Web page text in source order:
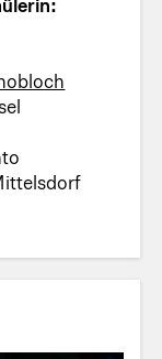
Knobloch